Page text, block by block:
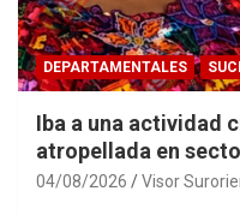
DEPARTAMENTALES
Iba a una actividad
atropellada en
04/08/2026 Visor